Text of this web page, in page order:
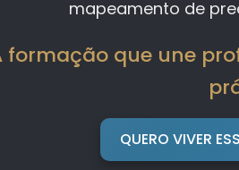
mapeamento de
formação que une
QUERO VIVER